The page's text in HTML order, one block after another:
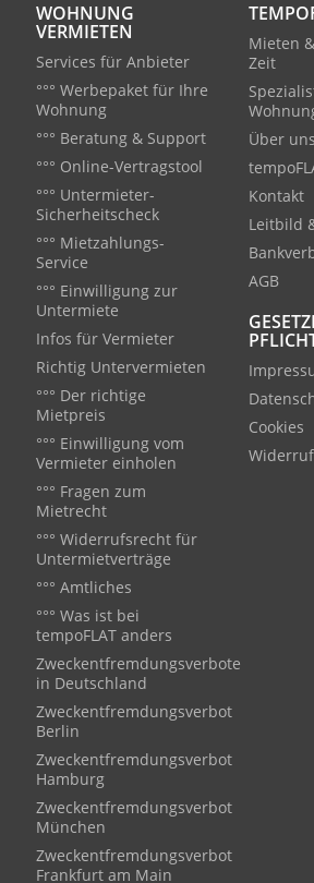
WOHNUNG
VERMIETEN
Services für Anbieter
°°° Werbepaket für Ihre
Wohnung
°°° Beratung & Support
°°° Online-Vertragstool
°°° Untermieter-
Sicherheitscheck
°°° Mietzahlungs-
Service
°°° Einwilligung zur
Untermiete
Infos für Vermieter
Richtig Untervermieten
°°° Der richtige
Mietpreis
°°° Einwilligung vom
Vermieter einholen
°°° Fragen zum
Mietrecht
°°° Widerrufsrecht für
Untermietverträge
°°° Amtliches
°°° Was ist bei
tempoFLAT anders
Zweckentfremdungsverbote
in Deutschland
Zweckentfremdungsverbot
Berlin
Zweckentfremdungsverbot
Hamburg
Zweckentfremdungsverbot
München
Zweckentfremdungsverbot
Frankfurt am Main
Mieten
Zeit
Über uns
Kontakt
Leitbild
AGB
Cookies